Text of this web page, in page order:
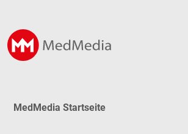
MedMedia Startseite